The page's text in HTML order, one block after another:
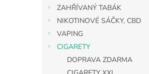
ZAHŘÍVANÝ TABÁK
NIKOTINOVÉ SÁČKY, CBD
VAPING
CIGARETY
DOPRAVA ZDARMA